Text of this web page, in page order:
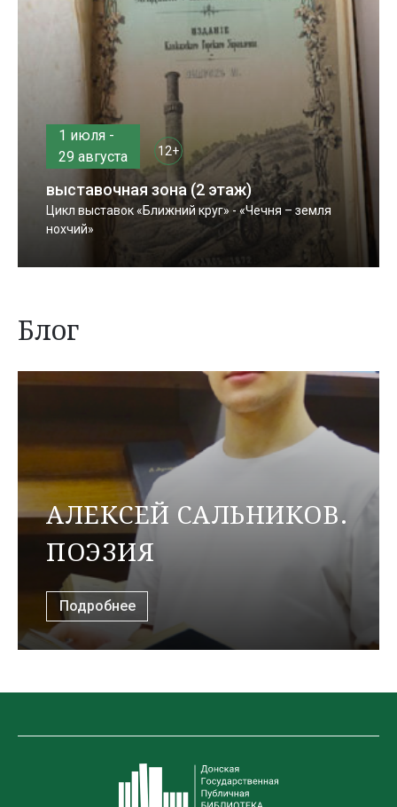
1 июля -
29 августа
12+
выставочная зона (2 этаж)
Цикл выставок «Ближний круг» - «Чечня – земля
нохчий»
Блог
АЛЕКСЕЙ САЛЬНИКОВ.
ПОЭЗИЯ
Подробнее